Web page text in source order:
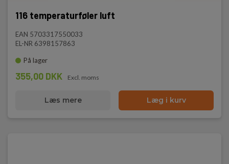
116 temperaturføler luft
EAN 5703317550033
EL-NR 6398157863
På lager
355,00 DKK Excl. moms
Læs mere Læg i kurv